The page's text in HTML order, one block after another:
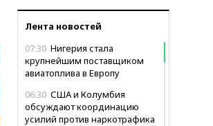
Лента новостей
07:30 Нигерия стала
крупнейшим поставщиком
авиатоплива в Европу
06:30 США и Колумбия
обсуждают координацию
усилий против наркотрафика